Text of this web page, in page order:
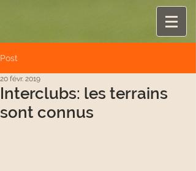
Post
Interclubs: les terrains
sont connus
20 févr. 2019